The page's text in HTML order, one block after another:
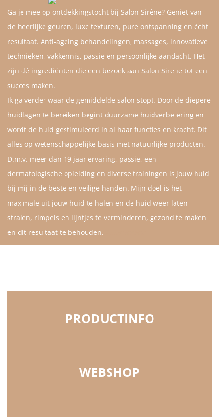
Ga je mee op ontdekkingstocht bij Salon Sirène? Geniet van
de heerlijke geuren, luxe texturen, pure ontspanning en écht
resultaat. Anti-ageing behandelingen, massages, innovatieve
technieken, vakkennis, passie en persoonlijke aandacht. Het
zijn dé ingrediënten die een bezoek aan Salon Sirene tot een
succes maken.
Ik ga verder waar de gemiddelde salon stopt. Door de diepere
huidlagen te bereiken begint duurzame huidverbetering en
wordt de huid gestimuleerd in al haar functies en kracht. Dit
alles op wetenschappelijke basis met natuurlijke producten.
D.m.v. meer dan 19 jaar ervaring, passie, een
dermatologische opleiding en diverse trainingen is jouw huid
bij mij in de beste en veilige handen. Mijn doel is het
maximale uit jouw huid te halen en de huid weer laten
stralen, rimpels en lijntjes te verminderen, gezond te maken
en dit resultaat te behouden.
PRODUCTINFO
WEBSHOP